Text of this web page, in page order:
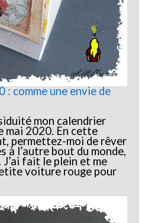
: comme une envie de
mon calendrier
mai 2020. En cette
permettez-moi de rêver
à l’autre bout du monde,
J’ai fait le plein et me
voiture rouge pour